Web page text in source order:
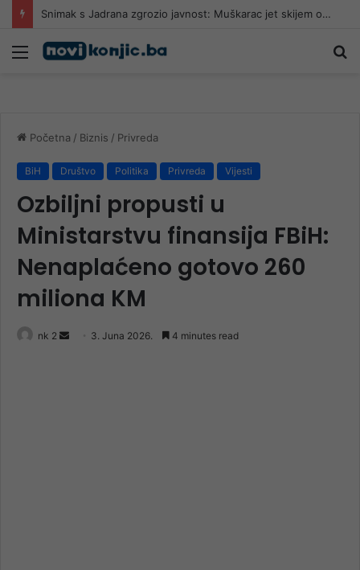
U Hrvatskoj uhvaćen 73-godišnji piroman koji je u jednom danu izazvao 5 požara
Meni
Početna / Biznis / Privreda
BiH Društvo Politika Privreda Vijesti
Ozbiljni propusti u
Ministarstvu finansija FBiH:
Nenaplaćeno gotovo 260
miliona KM
nk 2
Send 3. Juna 2026. 4 minutes read